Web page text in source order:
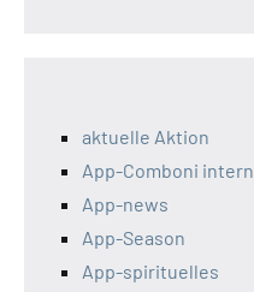
aktuelle Aktion
App-Comboni intern
App-news
App-Season
App-spirituelles